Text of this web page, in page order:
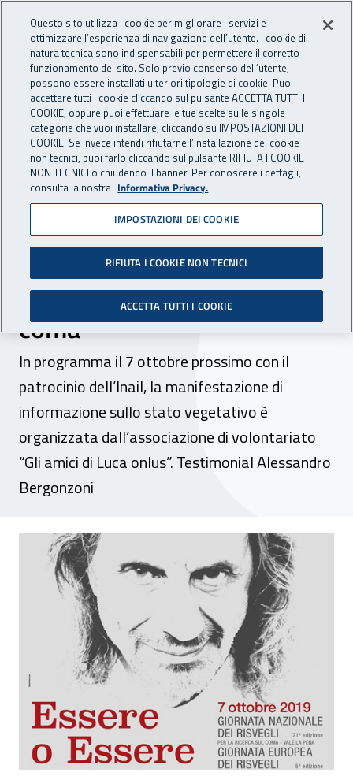
INAIL - Istituto Nazionale
Apri cerca
Navigazione principale
Navigazione - Ti trovi in:
Home Inail comunica News
02 ottobre 2019
A Bologna la XXI edizione
della Giornata nazionale dei
risvegli per la ricerca sul
coma
In programma il 7 ottobre prossimo con il
patrocinio dell’Inail, la manifestazione di
informazione sullo stato vegetativo è
organizzata dall’associazione di volontariato
“Gli amici di Luca onlus”. Testimonial Alessandro
Bergonzoni
A Bologna la XXI edizione della
Questo sito utilizza i cookie per migliorare i servizi e
ottimizzare l’esperienza di navigazione dell’utente. I cookie di
natura tecnica sono indispensabili per permettere il corretto
funzionamento del sito. Solo previo consenso dell’utente,
possono essere installati ulteriori tipologie di cookie. Puoi
accettare tutti i cookie cliccando sul pulsante ACCETTA TUTTI I
COOKIE, oppure puoi effettuare le tue scelte sulle singole
categorie che vuoi installare, cliccando su IMPOSTAZIONI DEI
COOKIE. Se invece intendi rifiutarne l’installazione dei cookie
non tecnici, puoi farlo cliccando sul pulsante RIFIUTA I COOKIE
NON TECNICI o chiudendo il banner. Per conoscere i dettagli,
consulta la nostra Informativa Privacy.
IMPOSTAZIONI DEI COOKIE
RIFIUTA I COOKIE NON TECNICI
ACCETTA TUTTI I COOKIE